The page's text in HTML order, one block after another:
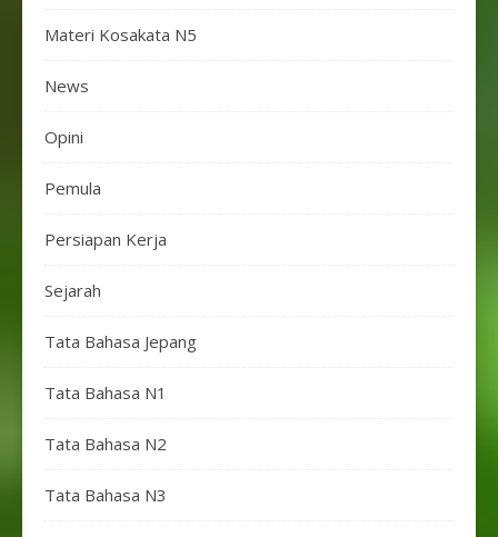
Materi Kosakata N5
News
Opini
Pemula
Persiapan Kerja
Sejarah
Tata Bahasa Jepang
Tata Bahasa N1
Tata Bahasa N2
Tata Bahasa N3